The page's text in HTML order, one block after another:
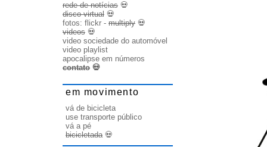
rede de notícias 💀
disco virtual 💀
fotos: flickr - multiply 💀
videos 💀
video sociedade do automóvel
video playlist
apocalipse em números
contato 💀
em movimento
vá de bicicleta
use transporte público
vá a pé
bicicletada💀